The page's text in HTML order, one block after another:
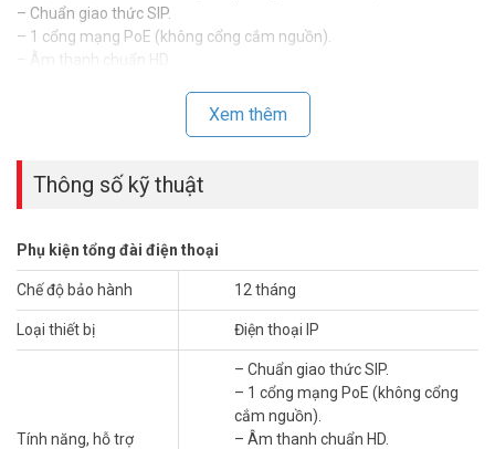
– Chuẩn giao thức SIP.
– 1 cổng mạng PoE (không cổng cắm nguồn).
– Âm thanh chuẩn HD.
– Dùng với tổng đài IP Asterisk, Panasonic, Siemens, Avaya, Actel…
– Sản phẩm chính hãng Grandstream của Mỹ.
– Bảo hành: 12 tháng.
vui lòng liên hệ HOTLINE1900.9259
khảo thêm hình ảnh tại
Facebook Vuhoangtelecom
Xem thêm
Thông số kỹ thuật
Phụ kiện tổng đài điện thoại
Chế độ bảo hành 12 tháng
Loại thiết bị Điện thoại IP
Tính năng, hỗ trợ
– Chuẩn giao thức SIP.
– 1 cổng mạng PoE (không cổng
cắm nguồn).
– Âm thanh chuẩn HD.